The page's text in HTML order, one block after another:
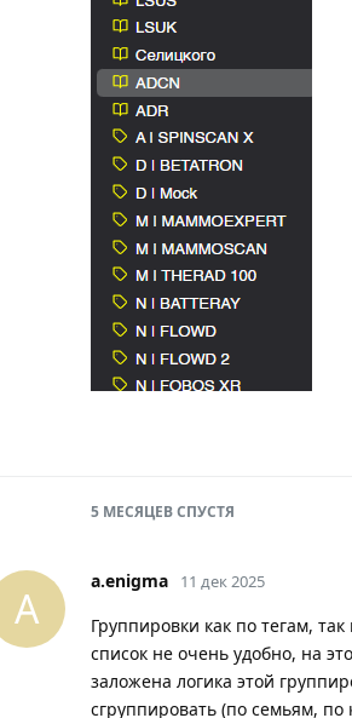
5 МЕСЯЦЕВСПУСТЯ
A
a.enigma 11 дек 2025
Группировки как по тегам,
список не очень удобно, на
заложена логика этой
сгруппировать (по семьям,